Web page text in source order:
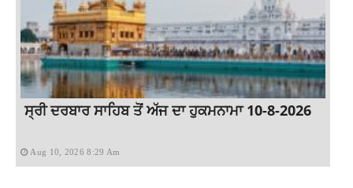
ਸ੍ਰੀ ਦਰਬਾਰ ਸਾਹਿਬ ਤੋਂ ਅੱਜ ਦਾ ਹੁਕਮਨਾਮਾ 10-8-2026
Aug 10, 2026 8:29 Am